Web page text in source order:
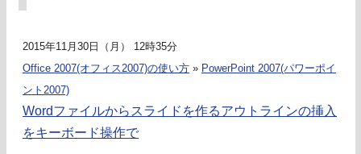
2015年11月30日（月） 12時35分
Office 2007(オフィス2007)の使い方 » PowerPoint 2007(パワーポイ
ント2007)
Wordファイルからスライドを作るアウトラインの挿入
をキーボード操作で